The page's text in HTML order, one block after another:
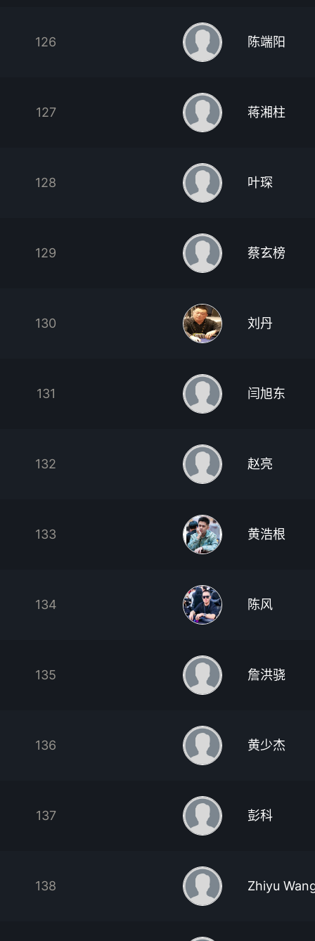
126 陈端阳
127 蒋湘柱
128 叶琛
129 蔡玄榜
130 刘丹
131 闫旭东
132 赵亮
133 黄浩根
134 陈风
135 詹洪骁
136 黄少杰
137 彭科
138 Zhiyu